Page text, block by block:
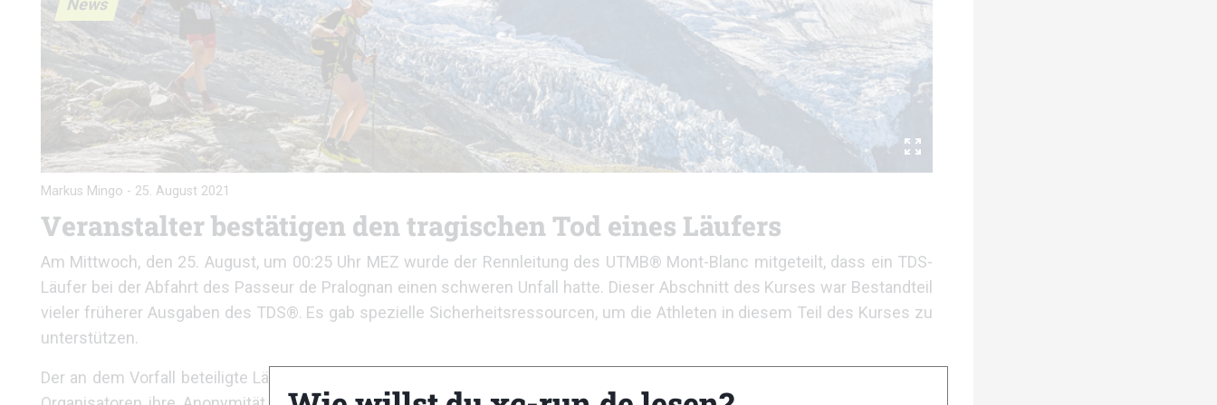
Markus Mingo - 25. August 2021
Veranstalter bestätigen den tragischen Tod eines Läufers
Am Mittwoch, den 25. August, um 00:25 Uhr MEZ wurde der Rennleitung des UTMB® Mont-Blanc mitgeteilt, dass ein TDS-
Läufer bei der Abfahrt des Passeur de Pralognan einen schweren Unfall hatte. Dieser Abschnitt des Kurses war Bestandteil
vieler früherer Ausgaben des TDS®. Es gab spezielle Sicherheitsressourcen, um die Athleten in diesem Teil des Kurses zu
unterstützen.
Der an dem Vorfall beteiligte Läufer ist tschechischer Staatsangehöriger, und aus Respekt vor der Familie respektieren die